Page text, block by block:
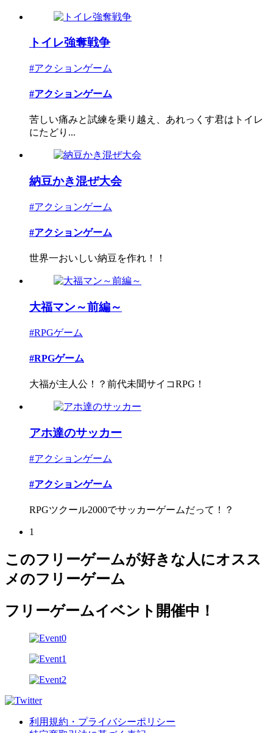
トイレ強奪戦争
#アクションゲーム
#アクションゲーム
苦しい痛みと試練を乗り越え、あれっくす君はトイレ
にたどり...
納豆かき混ぜ大会
#アクションゲーム
#アクションゲーム
世界一おいしい納豆を作れ！！
大福マン～前編～
#RPGゲーム
#RPGゲーム
大福が主人公！？前代未聞サイコRPG！
アホ達のサッカー
#アクションゲーム
#アクションゲーム
RPGツクール2000でサッカーゲームだって！？
1
このフリーゲームが好きな人にオスス
メのフリーゲーム
フリーゲームイベント開催中！
利用規約・プライバシーポリシー